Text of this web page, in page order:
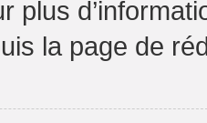
plus
la page de